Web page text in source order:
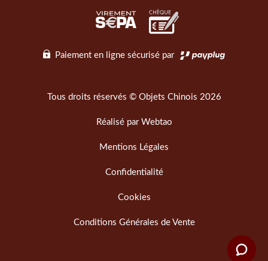
Paiement en ligne sécurisé par
Tous droits réservés © Objets Chinois 2026
Réalisé par Webtao
Mentions Légales
Confidentialité
Cookies
Conditions Générales de Vente